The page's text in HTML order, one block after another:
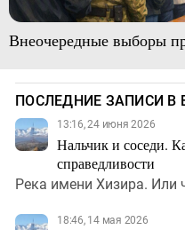
Внеочередные выборы
ПОСЛЕДНИЕ ЗАПИСИ В
13:16, 24 июня 2026
Нальчик и соседи.
справедливости
Река имени Хизира. Или
18:46, 14 мая 2026